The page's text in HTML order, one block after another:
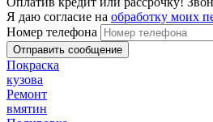
Я даю согласие на обработку моих
Номер телефона
Покраска
кузова
Ремонт
вмятин